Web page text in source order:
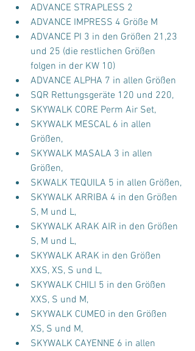
ADVANCE STRAPLESS 2
ADVANCE IMPRESS 4 Größe M
ADVANCE PI 3 in den Größen 21,23
und 25 (die restlichen Größen
folgen in der KW 10)
ADVANCE ALPHA 7 in allen Größen
SQR Rettungsgeräte 120 und 220,
SKYWALK CORE Perm Air Set,
SKYWALK MESCAL 6 in allen
Größen,
SKYWALK MASALA 3 in allen
Größen,
SKWALK TEQUILA 5 in allen Größen,
SKYWALK ARRIBA 4 in den Größen
S, M und L,
SKYWALK ARAK AIR in den Größen
S, M und L,
SKYWALK ARAK in den Größen
XXS, XS, S und L,
SKYWALK CHILI 5 in den Größen
XXS, S und M,
SKYWALK CUMEO in den Größen
XS, S und M,
SKYWALK CAYENNE 6 in allen